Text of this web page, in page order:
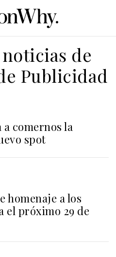
de
Publicidad
a comernos la
spot
homenaje a los
el próximo 29 de